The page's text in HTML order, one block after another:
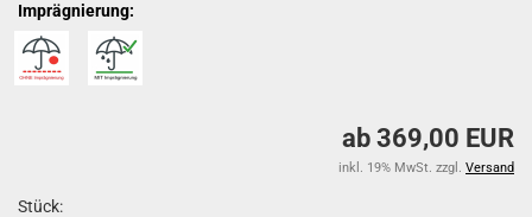
Imprägnierung:
ab 369,00 EUR
inkl. 19% MwSt. zzgl. Versand
Stück: